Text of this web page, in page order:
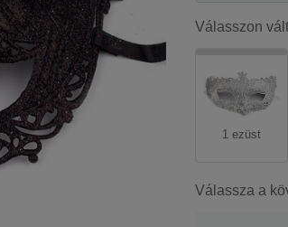
Válasszon
1 ezüst
Válassza a